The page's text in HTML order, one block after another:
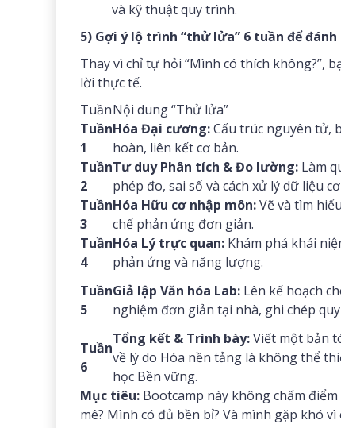
và kỹ thuật quy trình.
5) Gợi ý lộ trình “thử lửa” 6 tuần để
Thay vì chỉ tự hỏi “Mình có thích không?”,
lời thực tế.
TuầnNội dung “Thử lửa”
Tuần
1
Hóa Đại cương:Cấu trúc nguyên tử,
hoàn, liên kết cơ bản.
Tuần
2
Tư duy Phân tích & Đo lường: Làm
phép đo, sai số và cách xử lý dữ liệu
Tuần
3
Hóa Hữu cơ nhập môn:Vẽ và tìm
chế phản ứng đơn giản.
Tuần
4
Hóa Lý trực quan: Khám phá khái
phản ứng và năng lượng.
Tuần
5
Giả lập Văn hóa Lab: Lên kế hoạch
nghiệm đơn giản tại nhà, ghi chép
Tuần
6
Tổng kết & Trình bày:Viết một bản
về lý do Hóa nền tảng là không thể
học Bền vững.
Mục tiêu: Bootcamp này không chấm
mê? Mình có đủ bền bỉ? Và mình gặp khó